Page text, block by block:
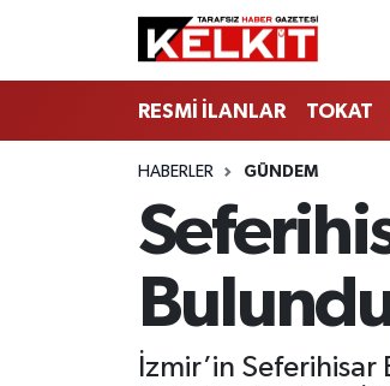
RESMİ İLANLAR TOKAT
HABERLER GÜNDEM
İzmir’in